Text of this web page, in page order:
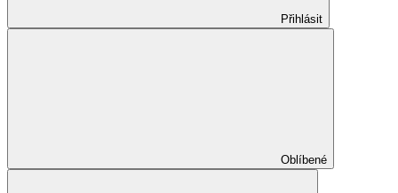
Přihlásit
Oblíbené